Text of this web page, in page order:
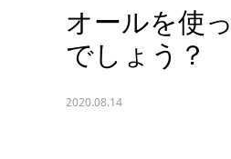
オールを使
でしょう？
2020.08.14